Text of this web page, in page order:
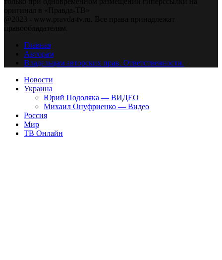
оригинал в «Правда-ТВ»
@2023 - www.pravda-tv.ru. Все права принадлежат
правообладателям.
Главная
Авторам
Владельцам авторских прав. Ответственности.
Новости
Украина
Юрий Подоляка — ВИДЕО
Михаил Онуфриенко — Видео
Россия
Мир
ТВ Онлайн